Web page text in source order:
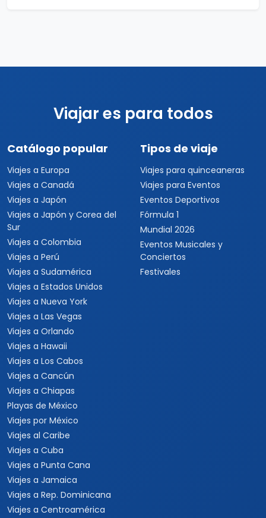
Viajar es para todos
Catálogo popular
Viajes a Europa
Viajes a Canadá
Viajes a Japón
Viajes a Japón y Corea del
Sur
Viajes a Colombia
Viajes a Perú
Viajes a Sudamérica
Viajes a Estados Unidos
Viajes a Nueva York
Viajes a Las Vegas
Viajes a Orlando
Viajes a Hawaii
Viajes a Los Cabos
Viajes a Cancún
Viajes a Chiapas
Playas de México
Viajes por México
Viajes al Caribe
Viajes a Cuba
Viajes a Punta Cana
Viajes a Jamaica
Viajes a Rep. Dominicana
Viajes a Centroamérica
Tipos de viaje
Viajes para quinceaneras
Viajes para Eventos
Eventos Deportivos
Fórmula 1
Mundial 2026
Eventos Musicales y
Conciertos
Festivales